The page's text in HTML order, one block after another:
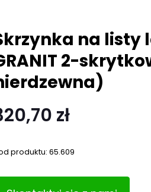
na listy
2-
zł
produktu: 65.609